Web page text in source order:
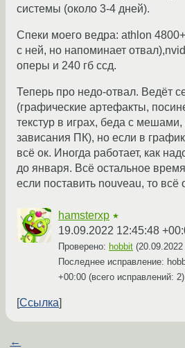
системы (около 3-4 дней).
Спеки моего ведра: athlon
с ней, но напоминает
оперы и 240 гб ссд.
Теперь про недо-отвал. Ведёт
(графические артефакты,
текстур в играх, беда с
зависания ПК), но если в
всё ок. Иногда работает, как
до января. Всё остальное
если поставить nouveau, то всё
hamsterxp ★
19.09.2022 12:45:48
Проверено: hobbit (
Последнее исправление:
+00:00 (всего исправлений: 2)
Ссылка
←